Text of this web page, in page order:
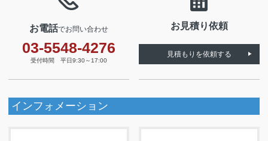
お電話でお問い合わせ
03-5548-4276
受付時間 平日9:30～17:00
お見積り依頼
見積もりを依頼する
インフォメーション